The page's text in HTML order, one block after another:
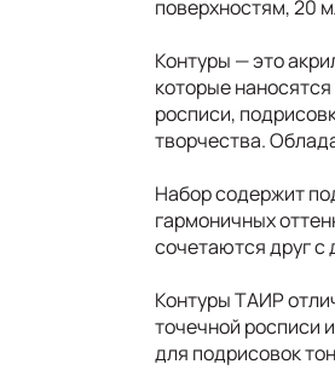
поверхностям, 20
Контуры — это
которые
росписи,
творчества.
Набор содержит
гармоничных
сочетаются друг с
Контуры ТАИР
точечной росписи
для подрисовок